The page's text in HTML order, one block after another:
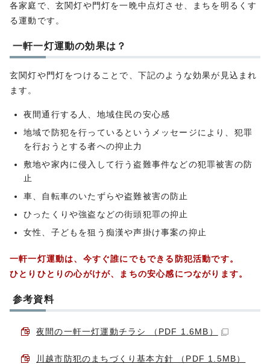
各家庭で、玄関灯や門灯を一晩中点灯させ、まちを明るくす
る運動です。
一軒一灯運動の効果は？
玄関灯や門灯をつけることで、下記のような効果が見込まれ
ます。
夜間通行する人、地域住民の安心感
地域で防犯を行っているというメッセージにより、犯罪
を行おうとする者への抑止力
敷地や家内に侵入して行う盗難事件などの犯罪被害の防
止
車、自転車のいたずらや盗難被害の防止
ひったくりや強盗などの街頭犯罪の抑止
女性、子どもを狙う痴漢や声掛け事案の抑止
一軒一灯運動は、今すぐ誰にでもできる防犯活動です。
ひとりひとりの心がけが、まちの安心感につながります。
参考資料
夜間の一軒一灯運動チラシ （PDF 1.6MB）
川越市防犯のまちづくり基本方針 （PDF 1.5MB）